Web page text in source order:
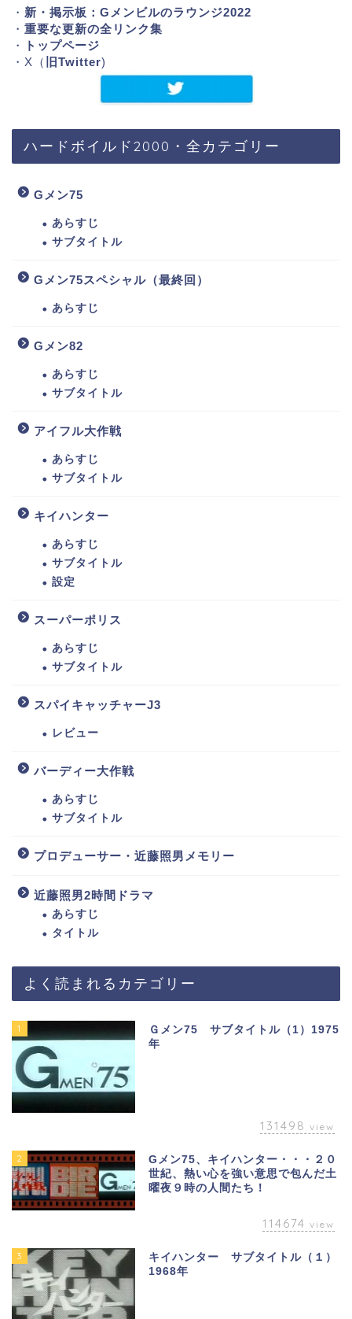
・ 新・掲示板：Gメンビルのラウンジ2022
・ 重要な更新の全リンク集
・
トップページ
・X（ 旧Twitter)
ハードボイルド2000・全カテゴリー
Gメン75
あらすじ
サブタイトル
Gメン75スペシャル（最終回）
あらすじ
Gメン82
あらすじ
サブタイトル
アイフル大作戦
あらすじ
サブタイトル
キイハンター
あらすじ
サブタイトル
設定
スーパーポリス
あらすじ
サブタイトル
スパイキャッチャーJ3
レビュー
バーディー大作戦
あらすじ
サブタイトル
プロデューサー・近藤照男メモリー
近藤照男2時間ドラマ
あらすじ
タイトル
よく読まれるカテゴリー
1
Ｇメン75 サブタイトル（1）1975
年
131498 view
2
Gメン75、キイハンター・・・２０
世紀、熱い心を強い意思で包んだ土
曜夜９時の人間たち！
114674 view
3
キイハンター サブタイトル（１）
1968年